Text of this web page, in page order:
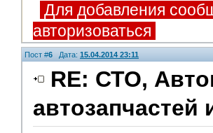
Для добавления
авторизоваться
Пост #6 Дата: 15.04.2014 23:11
RE: СТО,
автозапчастей